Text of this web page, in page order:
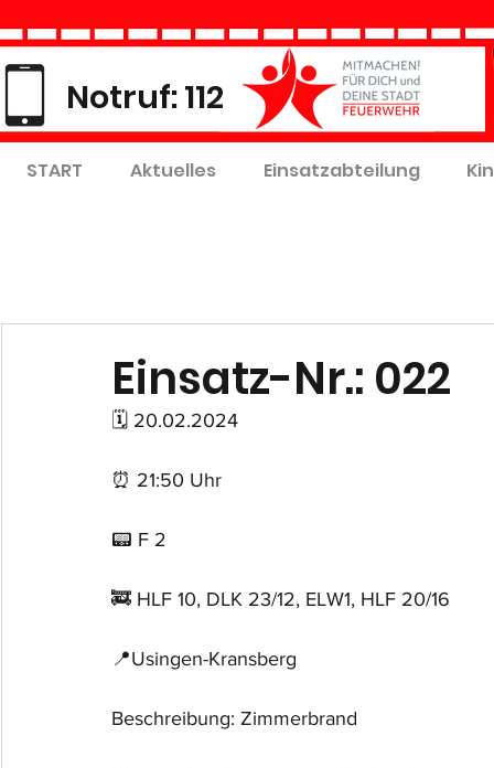
Notruf: 112
START Aktuelles Einsatzabteilung
Einsatz-Nr.: 022
🗓 20.02.2024
⏰ 21:50 Uhr
📟 F 2
🚒 HLF 10, DLK 23/12, ELW1, HLF 20/16
📍Usingen-Kransberg
Beschreibung: Zimmerbrand